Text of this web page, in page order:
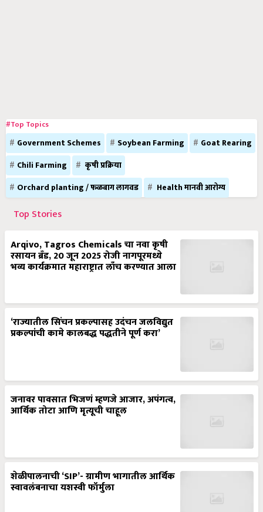
#Top Topics
Government Schemes Soybean Farming
Goat Rearing
Chili Farming
कृषी प्रक्रिया
Orchard planting / फळबाग लागवड
Health मानवी आरोग्य
Top Stories
Arqivo, Tagros Chemicals चा नवा कृषी
रसायन ब्रँड, 20 जून 2025 रोजी नागपूरमध्ये
भव्य कार्यक्रमात महाराष्ट्रात लाँच करण्यात आला
‘राज्यातील सिंचन प्रकल्पासह उदंचन जलविद्युत
प्रकल्पांची कामे कालबद्ध पद्धतीने पूर्ण करा’
जनावर पावसात भिजणं म्हणजे आजार, अपंगत्व,
आर्थिक तोटा आणि मृत्यूची चाहूल
शेळीपालनाची ‘SIP’- ग्रामीण भागातील आर्थिक
स्वावलंबनाचा यशस्वी फॉर्मुला